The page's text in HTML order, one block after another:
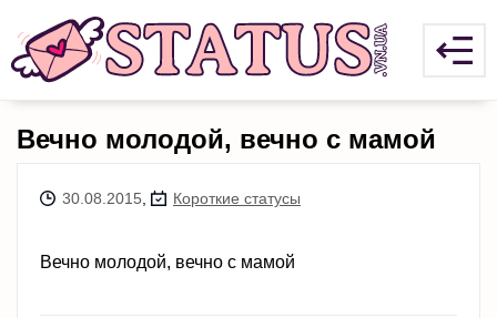
Вечно молодой, вечно с мамой
30.08.2015 Короткие статусы
Вечно молодой, вечно с мамой